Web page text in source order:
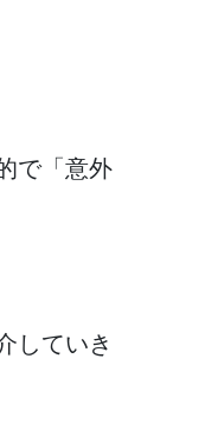
で「意外
していき